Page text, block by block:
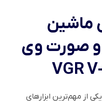
ماشین
و صورت وی
از مهم‌ترین ابزارهای